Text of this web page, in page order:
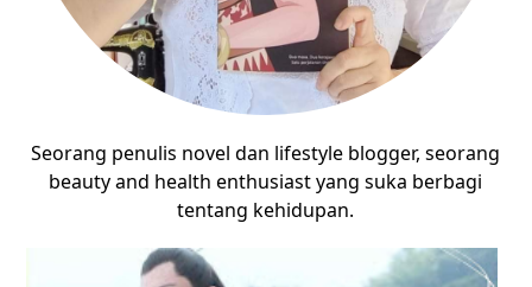
Seorang penulis novel dan lifestyle blogger, seorang
beauty and health enthusiast yang suka berbagi
tentang kehidupan.